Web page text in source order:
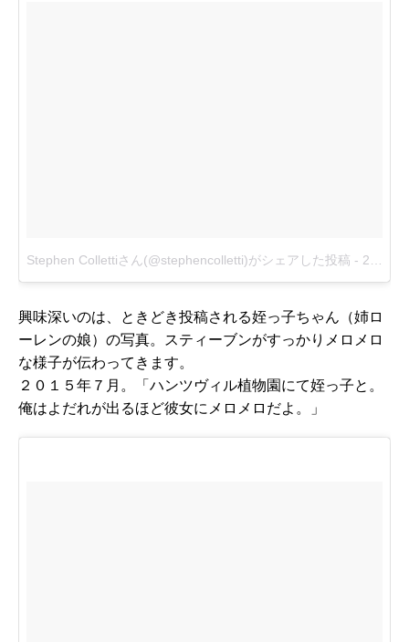
Stephen Collettiさん(@stephencolletti)がシェアした投稿 - 2016 4月 27 2:35午後 PDT
興味深いのは、ときどき投稿される姪っ子ちゃん（姉ロ
ーレンの娘）の写真。スティーブンがすっかりメロメロ
な様子が伝わってきます。
２０１５年７月。「ハンツヴィル植物園にて姪っ子と。
俺はよだれが出るほど彼女にメロメロだよ。」